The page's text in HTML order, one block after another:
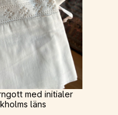
med initialer
läns